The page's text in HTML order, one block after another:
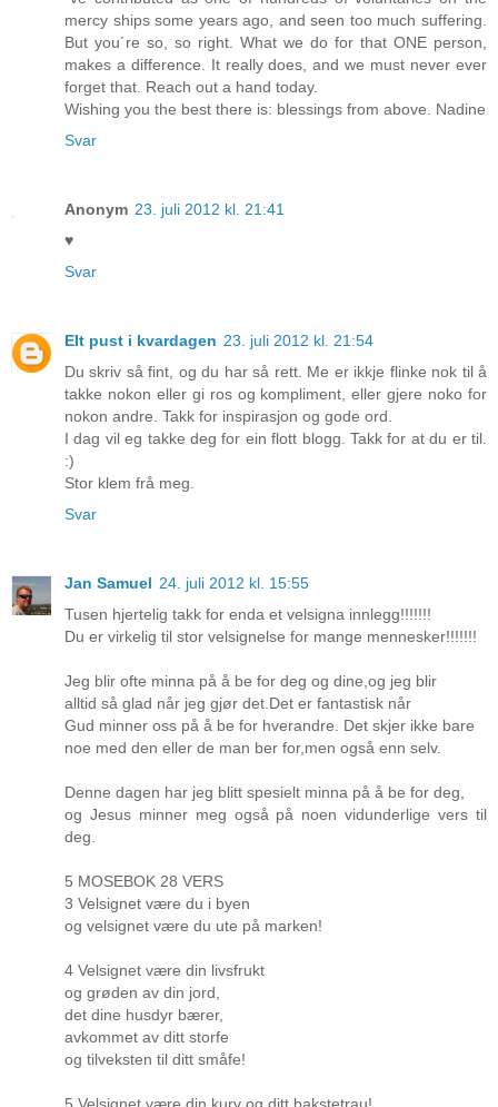
mercy ships some years ago, and seen too much suffering.
But you´re so, so right. What we do for that ONE person,
makes a difference. It really does, and we must never ever
forget that. Reach out a hand today.
Wishing you the best there is: blessings from above. Nadine
Svar
Anonym 23. juli 2012 kl. 21:41
♥
Svar
EIt pust i kvardagen 23. juli 2012 kl. 21:54
Du skriv så fint, og du har så rett. Me er ikkje flinke nok til å
takke nokon eller gi ros og kompliment, eller gjere noko for
nokon andre. Takk for inspirasjon og gode ord.
I dag vil eg takke deg for ein flott blogg. Takk for at du er til.
:)
Stor klem frå meg.
Svar
Jan Samuel 24. juli 2012 kl. 15:55
Tusen hjertelig takk for enda et velsigna innlegg!!!!!!!
Du er virkelig til stor velsignelse for mange mennesker!!!!!!!
Jeg blir ofte minna på å be for deg og dine,og jeg blir
alltid så glad når jeg gjør det.Det er fantastisk når
Gud minner oss på å be for hverandre. Det skjer ikke bare
noe med den eller de man ber for,men også enn selv.
Denne dagen har jeg blitt spesielt minna på å be for deg,
og Jesus minner meg også på noen vidunderlige vers til
deg.
5 MOSEBOK 28 VERS
3 Velsignet være du i byen
og velsignet være du ute på marken!
4 Velsignet være din livsfrukt
og grøden av din jord,
det dine husdyr bærer,
avkommet av ditt storfe
og tilveksten til ditt småfe!